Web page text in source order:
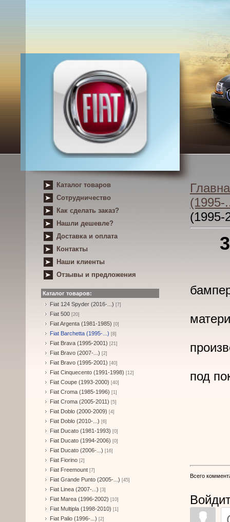
Каталог товаров
Сотрудничество
Как сделать заказ?
Нашли дешевле?
Доставка и оплата
Контакты
Наши клиенты
Отзывы и предложения
Каталог товаров:
Fiat 124 Spyder (2016-...) [7]
Fiat 500 [20]
Fiat Argenta (1981-1985) [0]
Fiat Barchetta (1995-...) [8]
Fiat Brava (1995-2001) [21]
Fiat Bravo (2007-...) [2]
Fiat Bravo (1995-2001) [40]
Fiat Cinquecento (1991-1998) [12]
Fiat Coupe (1993-2000) [40]
Fiat Croma (1985-1996) [1]
Fiat Croma (2005-2011) [5]
Fiat Doblo (2000-2009) [4]
Fiat Doblo (2010-...) [6]
Fiat Ducato (1981-1993) [0]
Fiat Ducato (1994-2006) [0]
Fiat Ducato (2006-...) [16]
Fiat Fiorino [2]
Fiat Freemount [7]
Fiat Grande Punto (2005-...) [45]
Fiat Linea (2007-...) [3]
Fiat Marea (1996-2002) [10]
Fiat Multipla (1998-2010) [1]
Fiat Palio (1996-...) [2]
(1995-
(1995-
под
Всего